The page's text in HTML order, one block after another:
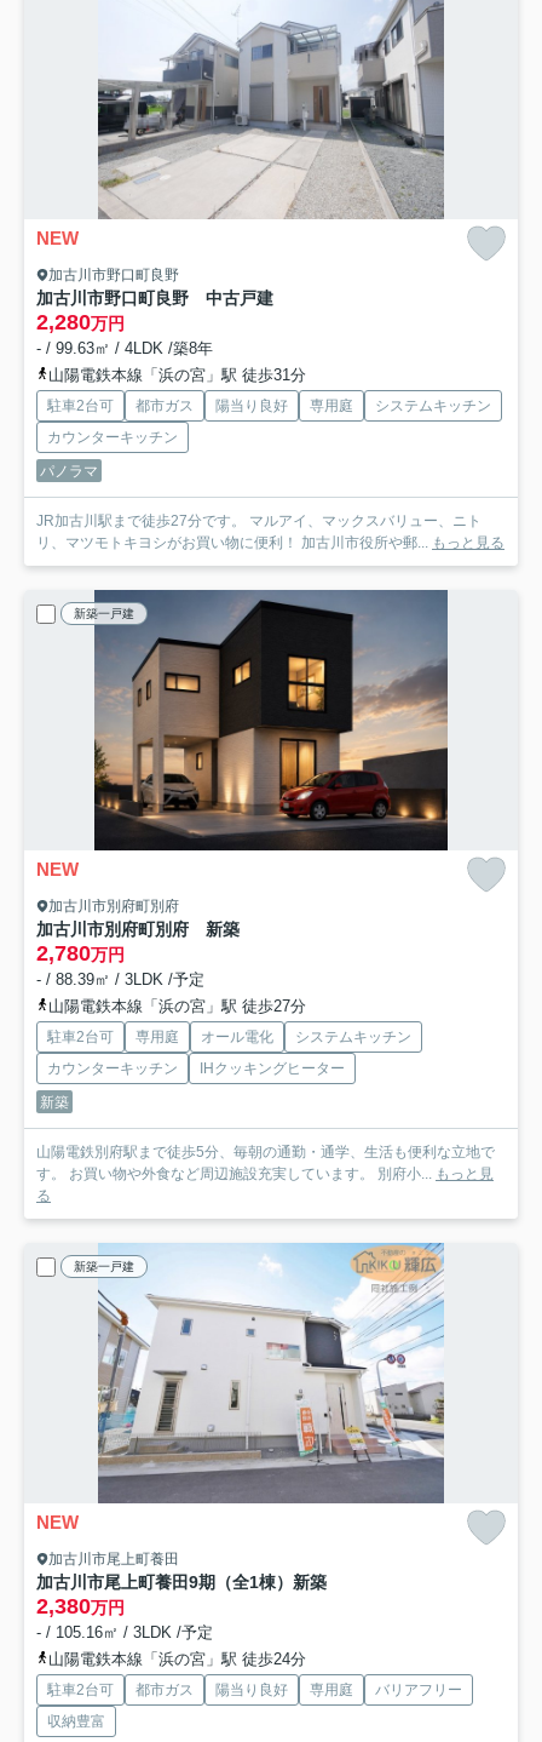
NEW
加古川市野口町良野
加古川市野口町良野 中古戸建
2,280万円
- / 99.63㎡ / 4LDK /築8年
山陽電鉄本線「浜の宮」駅 徒歩31分
駐車2台可 都市ガス 陽当り良好 専用庭
システムキッチン
カウンターキッチン
パノラマ
JR加古川駅まで徒歩27分です。 マルアイ、マックスバリュー、ニト
リ、マツモトキヨシがお買い物に便利！ 加古川市役所や郵... もっと見る
新築一戸建
NEW
加古川市別府町別府
加古川市別府町別府 新築
2,780万円
- / 88.39㎡ / 3LDK /予定
山陽電鉄本線「浜の宮」駅 徒歩27分
駐車2台可 専用庭 オール電化
システムキッチン
カウンターキッチン
IHクッキングヒーター
新築
山陽電鉄別府駅まで徒歩5分、毎朝の通勤・通学、生活も便利な立地で
す。 お買い物や外食など周辺施設充実しています。 別府小... もっと見
る
新築一戸建
NEW
加古川市尾上町養田
加古川市尾上町養田9期（全1棟）新築
2,380万円
- / 105.16㎡ / 3LDK /予定
山陽電鉄本線「浜の宮」駅 徒歩24分
駐車2台可 都市ガス 陽当り良好 専用庭
バリアフリー
収納豊富